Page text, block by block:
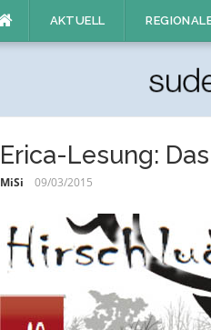
AKTUELL
Erica-Lesung:
MiSi 09/03/2015